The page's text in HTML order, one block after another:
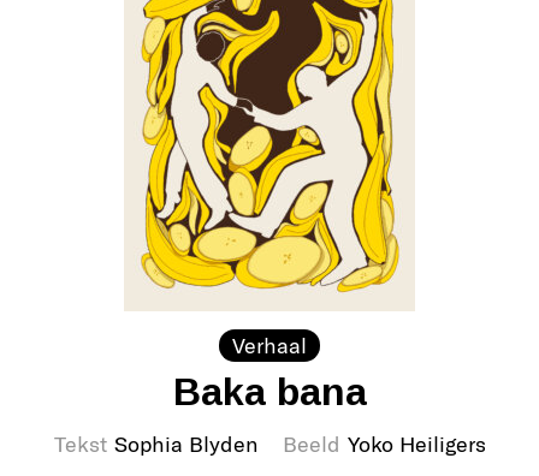
Verhaal
Baka bana
Tekst Sophia Blyden Beeld Yoko Heiligers